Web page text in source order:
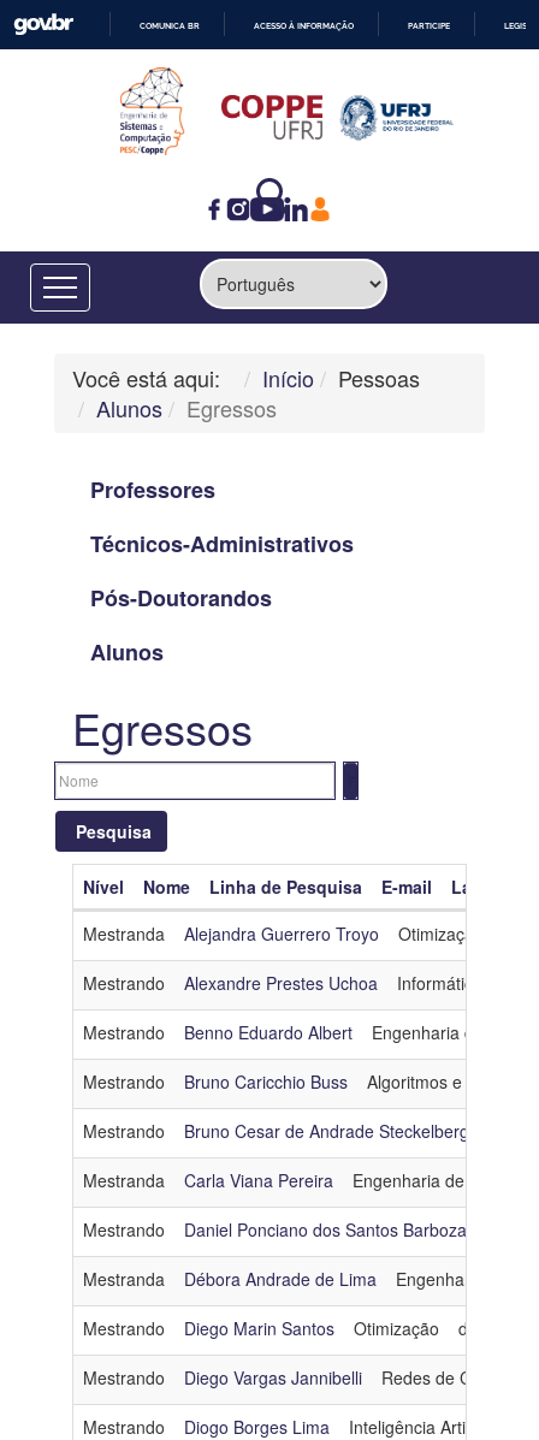
CONTEÚDO
COMUNICA BR ACESSO À INFORMAÇÃO PARTICIPE
Você está aqui: Início
Pessoas
Alunos
Egressos
Professores
Técnicos-Administrativos
Pós-Doutorandos
Alunos
Egressos
Pesquisa
Limpar filtros
Nível
Nome
Linha
de
Pesquisa
Ingresso
Categoria
Nível Nome Linha de Pesquisa E-mail Lattes
Mestranda
Alejandra Guerrero Troyo Otimização
Mestrando Alexandre Prestes Uchoa Informática e
Mestrando Benno Eduardo Albert Engenharia de
Mestrando Bruno Caricchio Buss Algoritmos e
Mestrando Bruno Cesar de Andrade Steckelberg
Mestranda Carla Viana Pereira Engenharia de Dados
Mestrando Daniel Ponciano dos Santos Barboza
Mestranda Débora Andrade de Lima Engenharia de
Mestrando Diego Marin Santos Otimização
Mestrando Diego Vargas Jannibelli Redes de
Mestrando Diogo Borges Lima Inteligência Artificial